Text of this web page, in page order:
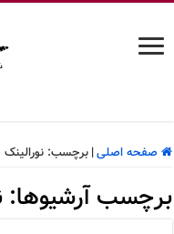
صفحه اصلی| برچسب:نورالینک
برچسب آرشیوها: